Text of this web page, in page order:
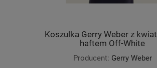
Koszulka Gerry Weber z
haftem Off-White
Producent: Gerry Weber